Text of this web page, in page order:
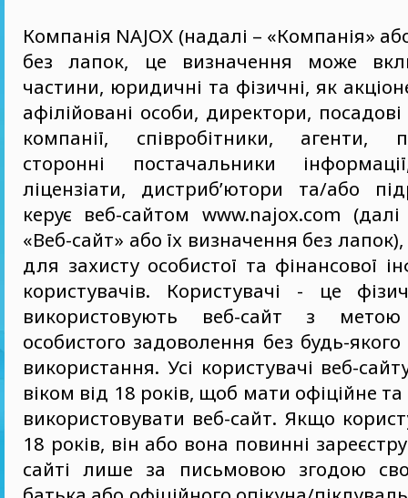
Компанія NAJOX (надалі – «Компанія»
без лапок, це визначення може
частини, юридичні та фізичні, як
афілійовані особи, директори,
компанії, співробітники, агенти,
сторонні постачальники
ліцензіати, дистриб’ютори та/або
керує веб-сайтом www.najox.com
«Веб-сайт» або їх визначення без лапок),
для захисту особистої та фінансової
користувачів. Користувачі - це
використовують веб-сайт з
особистого задоволення без будь-
використання. Усі користувачі веб-
віком від 18 років, щоб мати офіційне
використовувати веб-сайт. Якщо
18 років, він або вона повинні
сайті лише за письмовою згодою